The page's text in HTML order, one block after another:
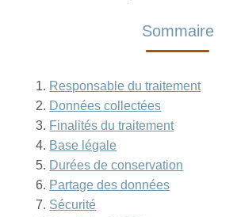
Sommaire
Responsable du traitement
Données collectées
Finalités du traitement
Base légale
Durées de conservation
Partage des données
Sécurité